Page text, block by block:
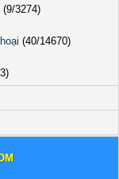
(9/3274)
(40/14670)